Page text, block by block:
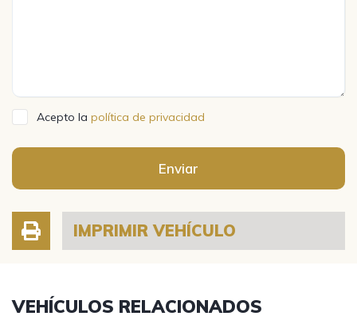
Acepto la política de privacidad
Enviar
IMPRIMIR VEHÍCULO
VEHÍCULOS RELACIONADOS